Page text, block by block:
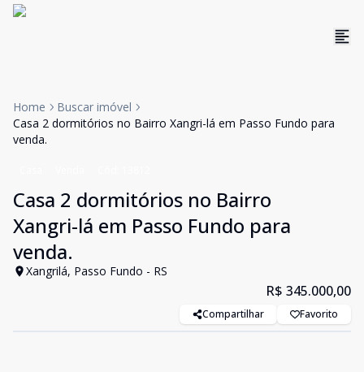
Home
Buscar imóvel
Casa 2 dormitórios no Bairro Xangri-lá em Passo Fundo para
venda.
Casa 2 dormitórios no Bairro
Xangri-lá em Passo Fundo para
venda.
Xangrilá, Passo Fundo - RS
R$ 345.000,00
Compartilhar Favorito